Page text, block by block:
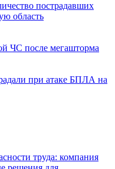
пострадавших
область
ЧС после мегашторма
при атаке БПЛА на
труда: компания